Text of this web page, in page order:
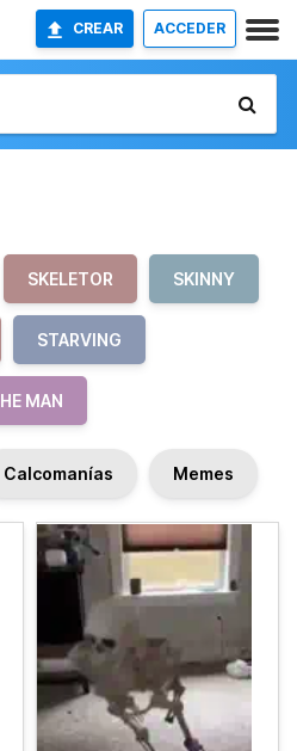
CREAR ACCEDER
SKELETOR SKINNY
STARVING
HE MAN
Calcomanías Memes